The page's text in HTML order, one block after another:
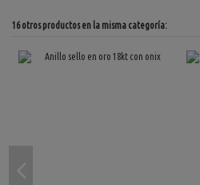
16 otros productos en la misma categoría: